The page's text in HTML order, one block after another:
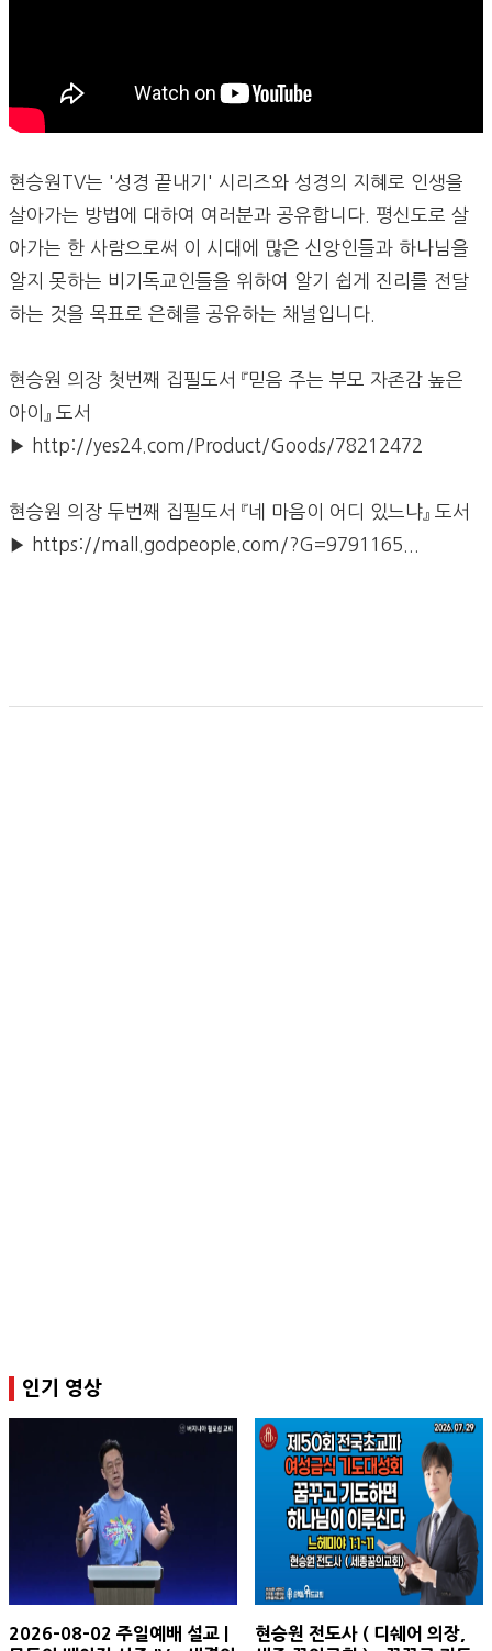
현승원TV는 '성경 끝내기' 시리즈와 성경의 지혜로 인생을
살아가는 방법에 대하여 여러분과 공유합니다. 평신도로 살
아가는 한 사람으로써 이 시대에 많은 신앙인들과 하나님을
알지 못하는 비기독교인들을 위하여 알기 쉽게 진리를 전달
하는 것을 목표로 은혜를 공유하는 채널입니다.
현승원 의장 첫번째 집필도서 『믿음 주는 부모 자존감 높은
아이』 도서
▶ http://yes24.com/Product/Goods/78212472
현승원 의장 두번째 집필도서 『네 마음이 어디 있느냐』 도서
▶ https://mall.godpeople.com/?G=9791165...
인기 영상
2026-08-02 주일예배 설교 |
현승원 전도사 ( 디쉐어 의장,